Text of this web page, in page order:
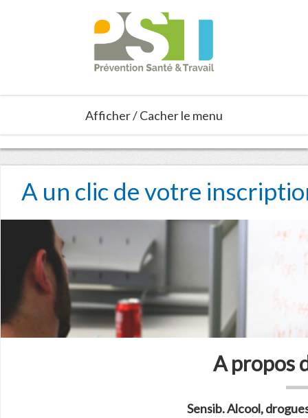
Afficher / Cacher le menu
A un clic de votre
A propos
Sensib. Alcool,